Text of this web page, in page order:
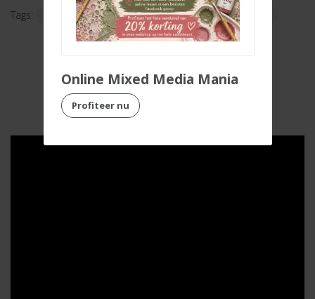
Tags: Studio Light Studio Light Clear Stamps
Bekijk de online
workshop
Online Mixed Media Mania
Profiteer nu